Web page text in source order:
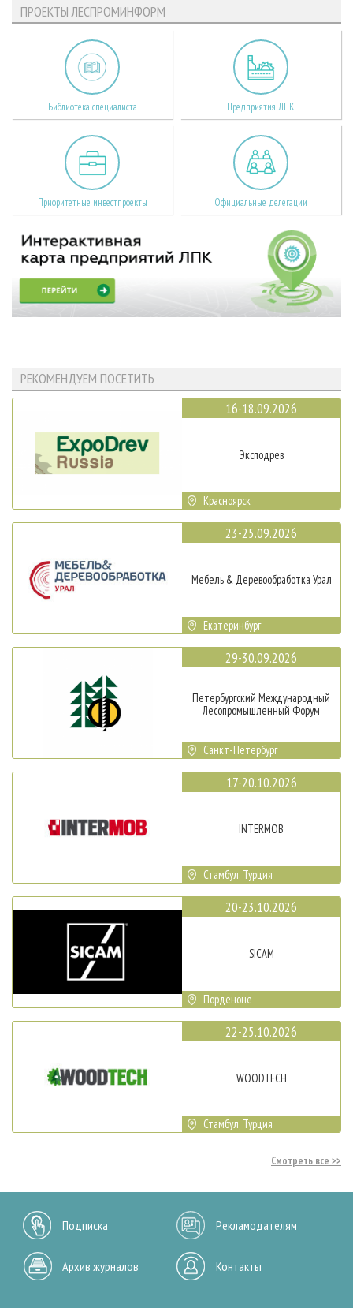
ПРОЕКТЫ ЛЕСПРОМИНФОРМ
Библиотека специалиста Предприятия ЛПК
Приоритетные инвестпроекты Официальные делегации
РЕКОМЕНДУЕМ ПОСЕТИТЬ
16-18.09.2026
Эксподрев
Красноярск
23-25.09.2026
Мебель & Деревообработка Урал
Екатеринбург
29-30.09.2026
Петербургский Международный
Лесопромышленный Форум
Санкт-Петербург
17-20.10.2026
INTERMOB
Стамбул, Турция
20-23.10.2026
SICAM
Порденоне
22-25.10.2026
WOODTECH
Стамбул, Турция
Смотреть все
Подписка Рекламодателям
Архив журналов Контакты